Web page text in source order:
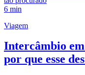
6 min
Viagem
Intercâmbio
por que esse